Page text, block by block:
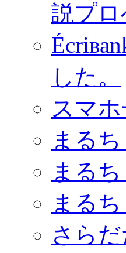
説プロ
した。
スマ
まる
まる
まる
さら